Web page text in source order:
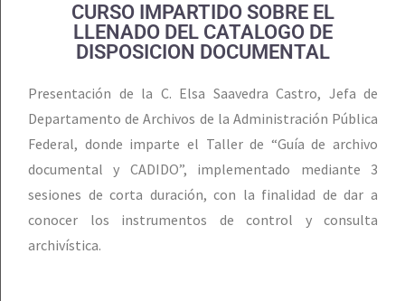
CURSO IMPARTIDO SOBRE EL
LLENADO DEL CATALOGO DE
DISPOSICION DOCUMENTAL
Presentación de la C. Elsa Saavedra Castro, Jefa de
Departamento de Archivos de la Administración Pública
Federal, donde imparte el Taller de “Guía de archivo
documental y CADIDO”, implementado mediante 3
sesiones de corta duración, con la finalidad de dar a
conocer los instrumentos de control y consulta
archivística.